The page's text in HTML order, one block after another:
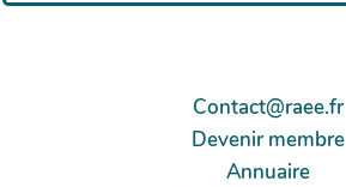
Contact@raee.fr
Devenir membre
Annuaire